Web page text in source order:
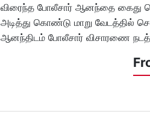
விரைந்த போலீசார் ஆனந்தை கைது
அடித்து கொண்டு மாறு வேடத்தில்
ஆனந்திடம் போலீசார் விசாரணை